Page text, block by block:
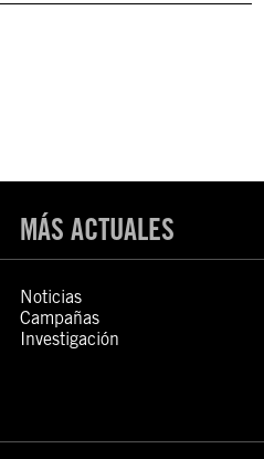
MÁS ACTUALES
Noticias
Campañas
Investigación